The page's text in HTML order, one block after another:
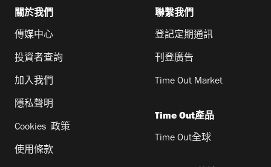
關於我們
傳媒中心
投資者查詢
加入我們
隱私聲明
Cookies 政策
使用條款
聯繫我們
登記定期通訊
刊登廣告
Time Out Market
Time Out產品
Time Out全球